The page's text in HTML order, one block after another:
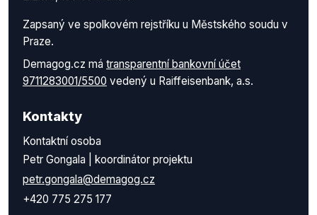
Zapsaný ve spolkovém rejstříku u Městského soudu v
Praze.
Demagog.cz má transparentní bankovní účet
9711283001/5500 vedený u Raiffeisenbank, a.s.
Kontakty
Kontaktní osoba
Petr Gongala | koordinátor projektu
petr.gongala@demagog.cz
+420 775 275 177